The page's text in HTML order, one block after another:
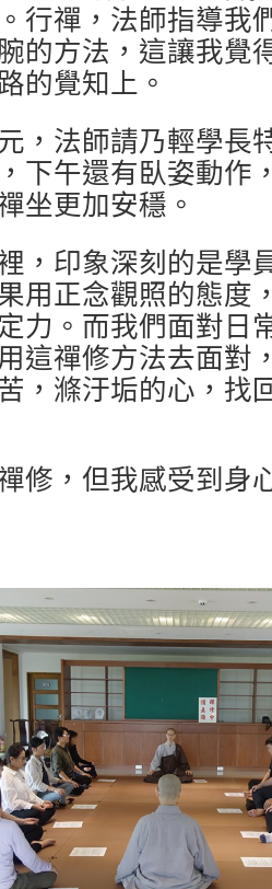
行禪，法師指導我
的方法，這讓我覺
的覺知上。
，法師請乃輕學長
下午還有臥姿動作
坐更加安穩。
，印象深刻的是學
用正念觀照的態度
力。而我們面對日
這禪修方法去面對
，滌汙垢的心，找
修，但我感受到身